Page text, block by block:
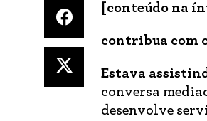
[conteúdo na
contribua com
Estava
conversa
desenvolve